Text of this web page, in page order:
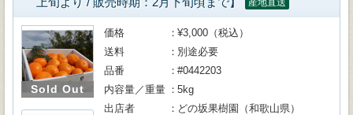
産地直送
Sold Out
価格
¥3,000（税込）
送料
別途必要
品番
#0442203
内容量／重量
5kg
出店者
どの坂果樹園（和歌山県）